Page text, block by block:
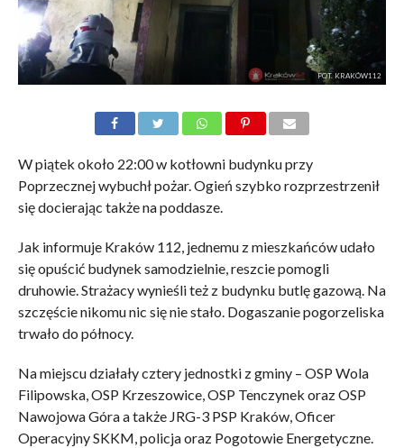
FOT. KRAKÓW112
W piątek około 22:00 w kotłowni budynku przy
Poprzecznej wybuchł pożar. Ogień szybko rozprzestrzenił
się docierając także na poddasze.
Jak informuje Kraków 112, jednemu z mieszkańców udało
się opuścić budynek samodzielnie, reszcie pomogli
druhowie. Strażacy wynieśli też z budynku butlę gazową. Na
szczęście nikomu nic się nie stało. Dogaszanie pogorzeliska
trwało do północy.
Na miejscu działały cztery jednostki z gminy – OSP Wola
Filipowska, OSP Krzeszowice, OSP Tenczynek oraz OSP
Nawojowa Góra a także JRG-3 PSP Kraków, Oficer
Operacyjny SKKM, policja oraz Pogotowie Energetyczne.